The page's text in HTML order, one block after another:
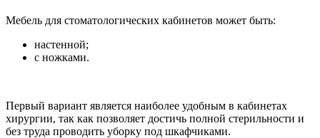
Мебель для стоматологических кабинетов может быть:
настенной;
с ножками.
Первый вариант является наиболее удобным в кабинетах
хирургии, так как позволяет достичь полной стерильности и
без труда проводить уборку под шкафчиками.